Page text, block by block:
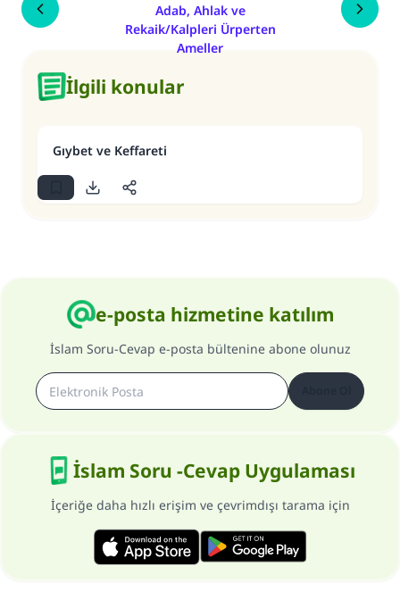
Adab, Ahlak ve
Rekaik/Kalpleri Ürperten
Ameller
İlgili konular
Gıybet ve Keffareti
e-posta hizmetine katılım
İslam Soru-Cevap e-posta bültenine abone olunuz
İslam Soru -Cevap Uygulaması
İçeriğe daha hızlı erişim ve çevrimdışı tarama için